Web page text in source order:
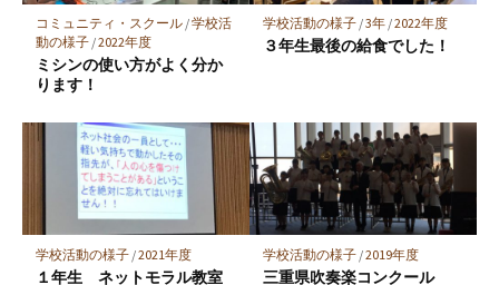
コミュニティ・スクール/学校活
動の様子/2022年度
ミシンの使い方がよく分か
ります！
学校活動の様子/3年/2022年度
３年生最後の給食でした！
学校活動の様子/2021年度
１年生 ネットモラル教室
学校活動の様子/2019年度
三重県吹奏楽コンクール